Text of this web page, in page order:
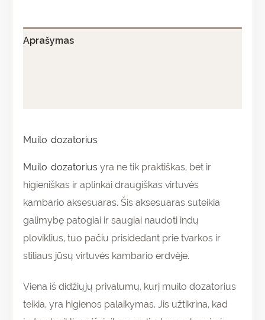
Aprašymas
Muilo dozatorius
Muilo dozatorius yra ne tik praktiškas, bet ir
higieniškas ir aplinkai draugiškas virtuvės
kambario aksesuaras. Šis aksesuaras suteikia
galimybę patogiai ir saugiai naudoti indų
ploviklius, tuo pačiu prisidedant prie tvarkos ir
stiliaus jūsų virtuvės kambario erdvėje.
Viena iš didžiųjų privalumų, kurį muilo dozatorius
teikia, yra higienos palaikymas. Jis užtikrina, kad